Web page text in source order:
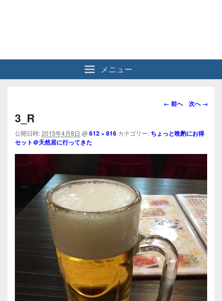
メニュー
画
ビ
ー
ョ
ン
← 前へ 次へ →
3_R
公開日時:2015年4月8日 @612 × 816 カテゴリー: ちょっと晩酌にお得
セット＠天然居に行ってきた